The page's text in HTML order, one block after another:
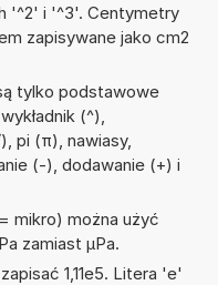
'^2' i '^3'. Centymetry
zapisywane jako cm2
tylko podstawowe
(^),
pi (π), nawiasy,
(-), dodawanie (+) i
mikro) można użyć
zamiast µPa.
1,11e5. Litera 'e'